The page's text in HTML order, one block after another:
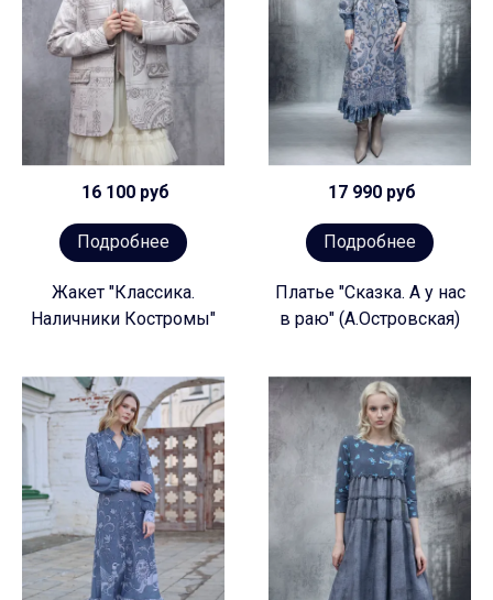
16 100 руб
Подробнее
Жакет "Классика.
Наличники Костромы"
17 990 руб
Подробнее
Платье "Сказка. А у нас
в раю" (А.Островская)